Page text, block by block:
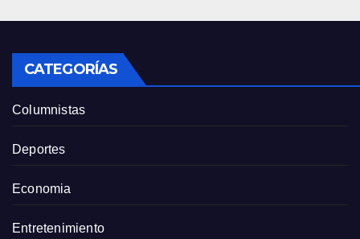
CATEGORÍAS
Columnistas
Deportes
Economia
Entretenimiento